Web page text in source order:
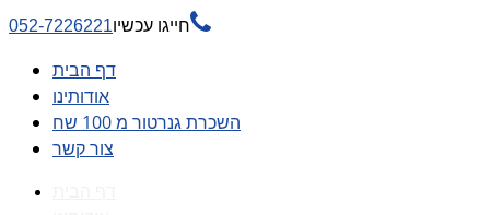
חייגו עכשיו052-7226221 
דף הבית
אודותינו
השכרת גנרטור מ 100 שח
צור קשר